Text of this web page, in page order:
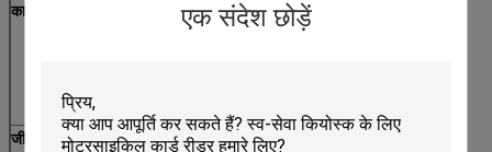
एक संदेश छोड़ें
कार्ड मानक
चुंबकीय कार्ड: ISO7810 आईडी 1,7811
आईसी कार्ड: ISO7816-2
जीवनभर
चुंबकीय सिर: 500,000 गुजरता